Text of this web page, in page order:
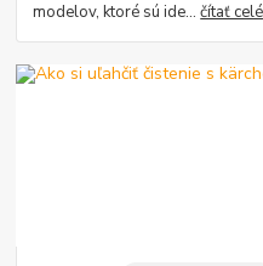
modelov, ktoré sú ide...čítať celé